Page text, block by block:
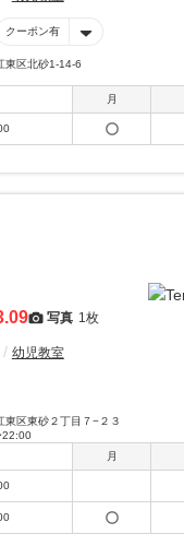
クーポン有
東区北砂1-14-6
月
写真 1枚
幼児教室
東区東砂２丁目７−２３
22:00
月